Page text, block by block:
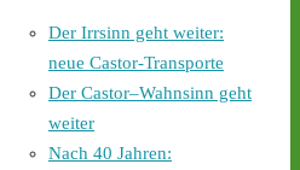
stoppen!
2 4
Der Irrsinn geht weiter:
neue Castor-Transporte
Der Castor–Wahnsinn geht
weiter
Nach 40 Jahren: